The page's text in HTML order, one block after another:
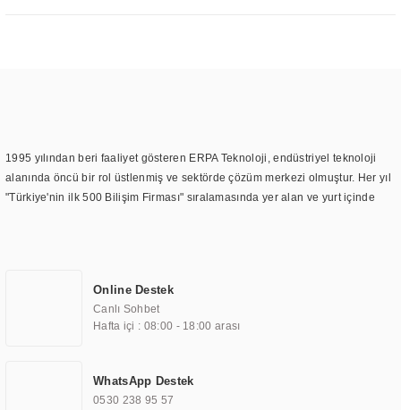
1995 yılından beri faaliyet gösteren ERPA Teknoloji, endüstriyel teknoloji
alanında öncü bir rol üstlenmiş ve sektörde çözüm merkezi olmuştur. Her yıl
"Türkiye'nin ilk 500 Bilişim Firması" sıralamasında yer alan ve yurt içinde
TOCHI markası altında kendi ürettiği ürünlerde kullanmıştır. Günümüzde
TOCHI; videowall, digital signage, kiosk, totem, akıllı durak ekranı, araç içi
ekran, asansör ekranı, digital menüboard, marin ekran, medikal ekran,
ekranları, endüstriyel ekranlar, kapı önü bilgi ekranları, panel PC,
endüstriyel Panel PC, mini PC, endüstriyel mini PC ve akıllı bina sistemleri
Online Destek
Canlı Sohbet
Hafta içi : 08:00 - 18:00 arası
WhatsApp Destek
0530 238 95 57